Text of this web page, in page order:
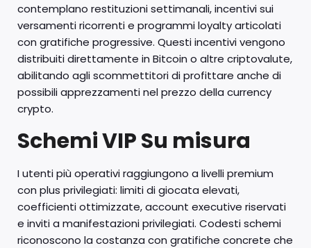
contemplano restituzioni settimanali, incentivi sui
versamenti ricorrenti e programmi loyalty articolati
con gratifiche progressive. Questi incentivi vengono
distribuiti direttamente in Bitcoin o altre criptovalute,
abilitando agli scommettitori di profittare anche di
possibili apprezzamenti nel prezzo della currency
crypto.
Schemi VIP Su misura
I utenti più operativi raggiungono a livelli premium
con plus privilegiati: limiti di giocata elevati,
coefficienti ottimizzate, account executive riservati
e inviti a manifestazioni privilegiati. Codesti schemi
riconoscono la costanza con gratifiche concrete che